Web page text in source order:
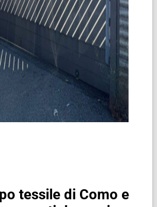
tessile di Como e